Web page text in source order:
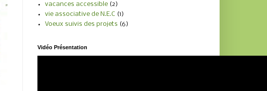
vacances accessible (2)
vie associative de N.E.C (1)
Voeux suivis des projets (6)
Vidéo Présentation